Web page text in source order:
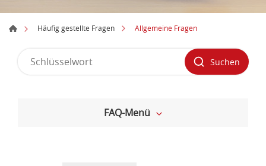
Häufig gestellte Fragen Allgemeine Fragen
Suchen
FAQ-Menü